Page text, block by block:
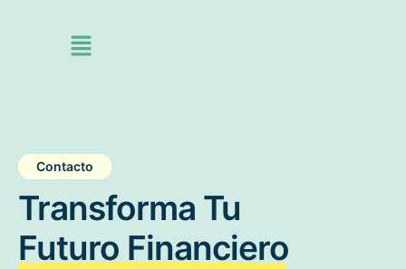
Contacto
Transforma Tu
Futuro Financiero